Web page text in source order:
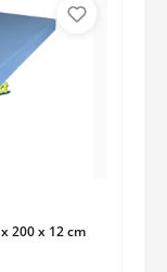
200 x 12 cm